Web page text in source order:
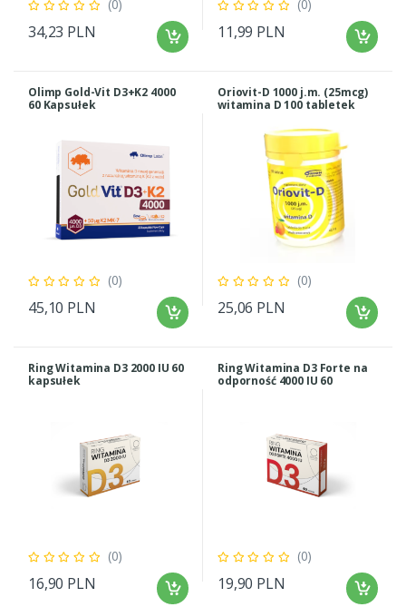
(0)
34,23 PLN
(0)
11,99 PLN
Olimp Gold-Vit D3+K2 4000
60 Kapsułek
(0)
45,10 PLN
Oriovit-D 1000 j.m. (25mcg)
witamina D 100 tabletek
(0)
25,06 PLN
Ring Witamina D3 2000 IU 60
kapsułek
(0)
16,90 PLN
Ring Witamina D3 Forte na
odporność 4000 IU 60
(0)
19,90 PLN